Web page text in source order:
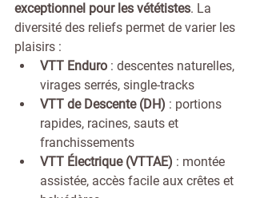
exceptionnel pour les vététistes. La
diversité des reliefs permet de varier les
plaisirs :
VTT Enduro : descentes naturelles,
virages serrés, single-tracks
VTT de Descente (DH) : portions
rapides, racines, sauts et
franchissements
VTT Électrique (VTTAE) : montée
assistée, accès facile aux crêtes et